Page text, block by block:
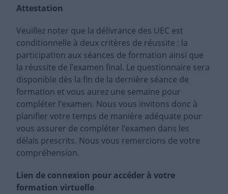
Attestation
Veuillez noter que la délivrance des UEC est
conditionnelle à deux critères de réussite : la
participation aux séances de formation ainsi que
la réussite de l’examen final. Le questionnaire sera
disponible dès la fin de la dernière séance de
formation et vous aurez une semaine pour
compléter l’examen. Nous vous invitons donc à
planifier votre temps de manière adéquate pour
vous assurer de compléter l’examen dans les
délais prescrits. Nous vous remercions de votre
compréhension.
Lien de connexion pour accéder à votre
formation virtuelle